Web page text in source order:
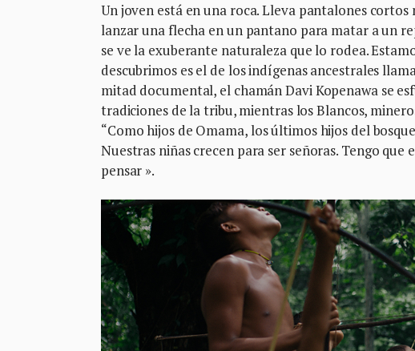
Un joven está en una roca. Lleva pantalones cortos
lanzar una flecha en un pantano para matar a un
se ve la exuberante naturaleza que lo rodea.
descubrimos es el de los indígenas ancestrales
mitad documental, el chamán Davi Kopenawa se
tradiciones de la tribu, mientras los Blancos,
“Como hijos de Omama, los últimos hijos del
Nuestras niñas crecen para ser señoras. Tengo
pensar ».